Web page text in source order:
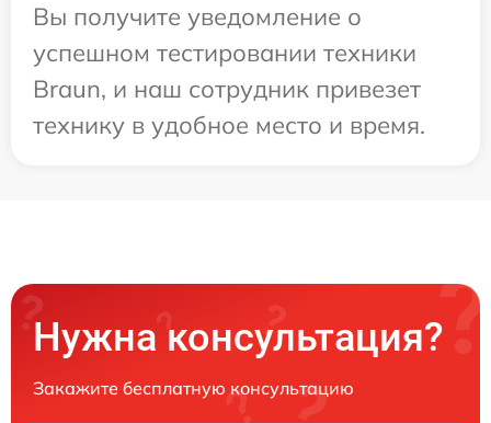
Вы получите уведомление о
успешном тестировании техники
Braun, и наш сотрудник привезет
технику в удобное место и время.
Нужна консультация?
Закажите бесплатную консультацию